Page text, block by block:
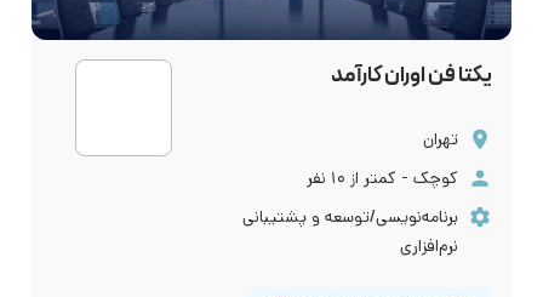
یکتا فن اوران کارآمد
تهران
کوچک - کمتر از ۱۰ نفر
برنامه‌نویسی/توسعه و پشتیبانی
نرم‌افزاری